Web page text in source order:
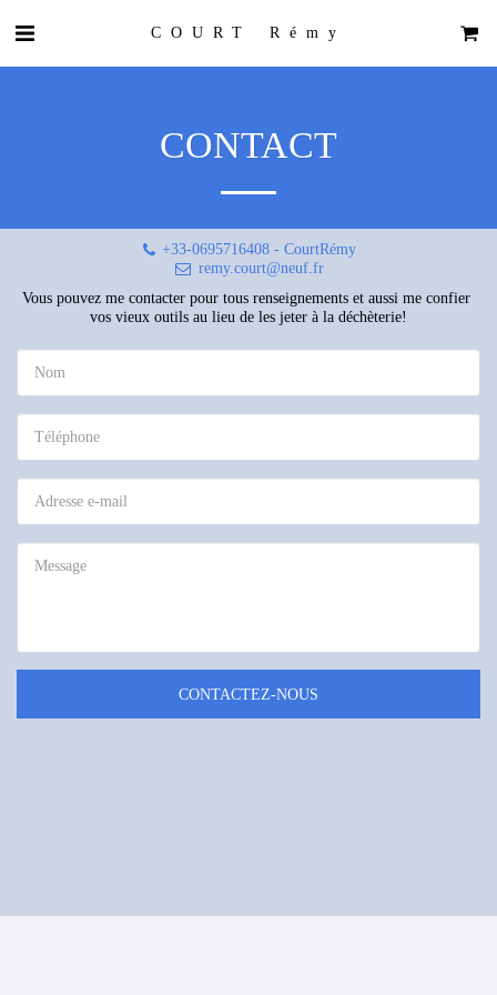
COURT Rémy
CONTACT
+33-0695716408 - CourtRémy
remy.court@neuf.fr
Vous pouvez me contacter pour tous renseignements et aussi me confier
vos vieux outils au lieu de les jeter à la déchèterie!
CONTACTEZ-NOUS